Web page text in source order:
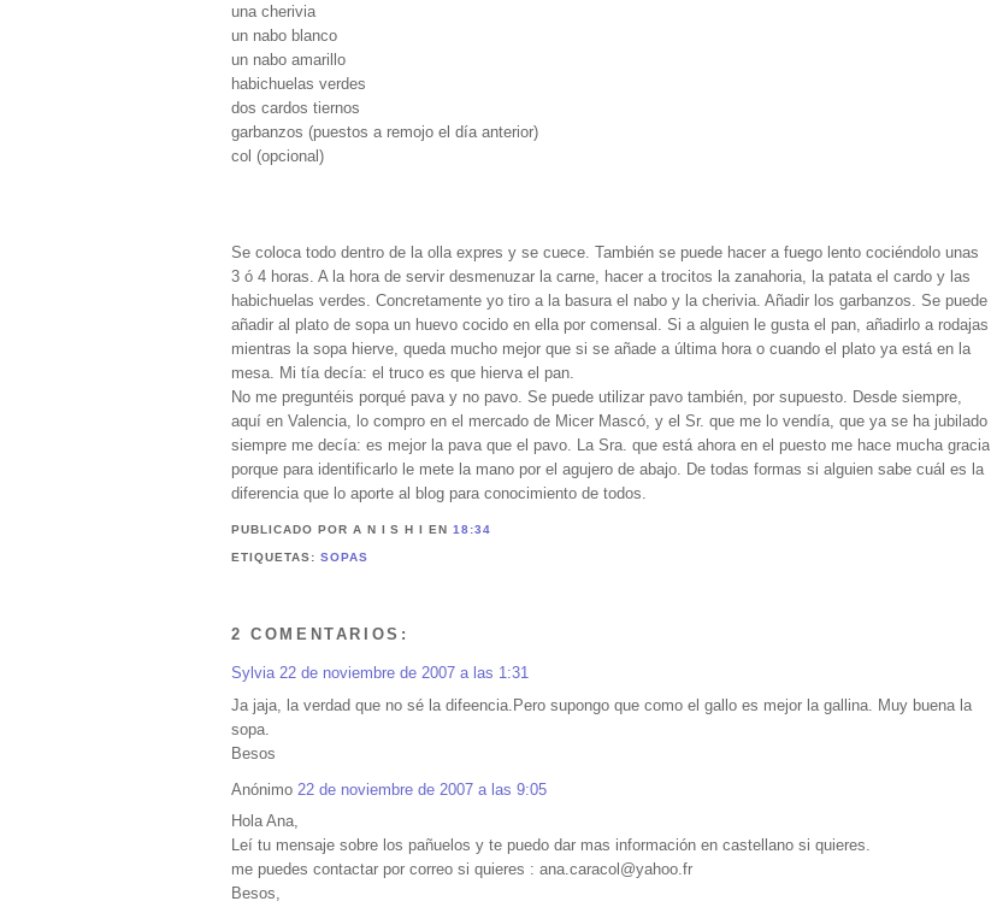
una cherivia
un nabo blanco
un nabo amarillo
habichuelas verdes
dos cardos tiernos
garbanzos (puestos a remojo el día anterior)
col (opcional)
Se coloca todo dentro de la olla expres y se cuece. También se puede hacer a fuego lento cociéndolo unas
3 ó 4 horas. A la hora de servir desmenuzar la carne, hacer a trocitos la zanahoria, la patata el cardo y las
habichuelas verdes. Concretamente yo tiro a la basura el nabo y la cherivia. Añadir los garbanzos. Se puede
añadir al plato de sopa un huevo cocido en ella por comensal. Si a alguien le gusta el pan, añadirlo a rodajas
mientras la sopa hierve, queda mucho mejor que si se añade a última hora o cuando el plato ya está en la
mesa. Mi tía decía: el truco es que hierva el pan.
No me preguntéis porqué pava y no pavo. Se puede utilizar pavo también, por supuesto. Desde siempre,
aquí en Valencia, lo compro en el mercado de Micer Mascó, y el Sr. que me lo vendía, que ya se ha jubilado
siempre me decía: es mejor la pava que el pavo. La Sra. que está ahora en el puesto me hace mucha gracia
porque para identificarlo le mete la mano por el agujero de abajo. De todas formas si alguien sabe cuál es la
diferencia que lo aporte al blog para conocimiento de todos.
PUBLICADO POR A N I S H IEN18:34
ETIQUETAS: SOPAS
2 COMENTARIOS:
Sylvia 22 de noviembre de 2007 a las 1:31
Ja jaja, la verdad que no sé la difeencia.Pero supongo que como el gallo es mejor la gallina. Muy buena la
sopa.
Besos
Anónimo 22 de noviembre de 2007 a las 9:05
Hola Ana,
Leí tu mensaje sobre los pañuelos y te puedo dar mas información en castellano si quieres.
me puedes contactar por correo si quieres : ana.caracol@yahoo.fr
Besos,